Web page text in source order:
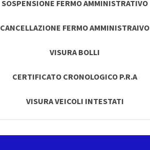
SOSPENSIONE FERMO AMMINISTRATIVO
CANCELLAZIONE FERMO AMMINISTRAIVO
VISURA BOLLI
CERTIFICATO CRONOLOGICO P.R.A
VISURA VEICOLI INTESTATI